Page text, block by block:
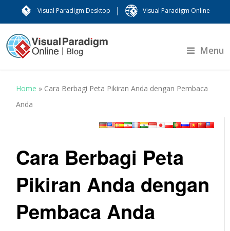
Visual Paradigm Desktop | Visual Paradigm Online
Menu
Home » Cara Berbagi Peta Pikiran Anda dengan Pembaca
Anda
Cara Berbagi Peta
Pikiran Anda dengan
Pembaca Anda